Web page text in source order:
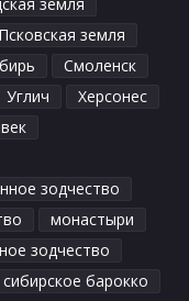
земля
Псковская земля
Смоленск
Углич
Херсонес
зодчество
монастыри
зодчество
сибирское барокко